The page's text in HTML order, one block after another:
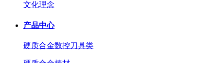
文化理念
产品中心
硬质合金数控刀具类